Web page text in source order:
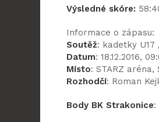
Výsledné skóre:
Informace o zápasu:
Soutěž: kadetky
Datum: 18.12.2016,
Místo: STARZ aréna,
Rozhodčí: Roman
Body BK Strakonice: